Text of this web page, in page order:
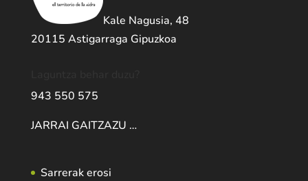
Kale Nagusia, 48
20115 Astigarraga Gipuzkoa
943 550 575
JARRAI GAITZAZU …
Sarrerak erosi